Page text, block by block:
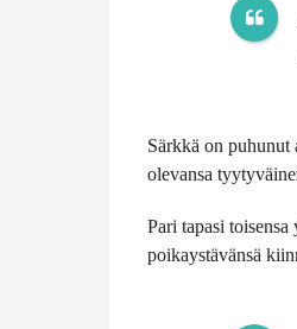
Särkkä on puhunut
olevansa
Pari tapasi
poikaystävänsä